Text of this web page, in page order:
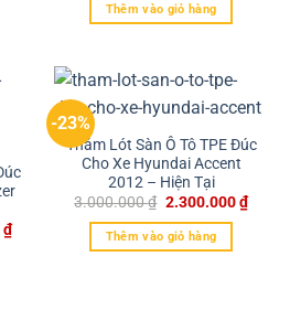
Thêm vào giỏ hàng
₫
-23%
Thảm Lót Sàn Ô Tô TPE Đúc
Cho Xe Hyundai Accent
2012 – Hiện Tại
3.000.000₫ 2.300.000₫
Thêm vào giỏ hàng